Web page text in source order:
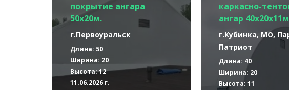
покрытие ангара
50х20м.
г.Первоуральск
Длина: 50
Ширина: 20
Высота: 12
11.06.2026 г.
каркасно-
ангар
г.Кубинка, МО,
Патриот
Длина: 40
Ширина: 20
Высота: 11